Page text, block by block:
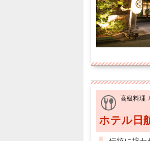
高級料理 /
ホテル日